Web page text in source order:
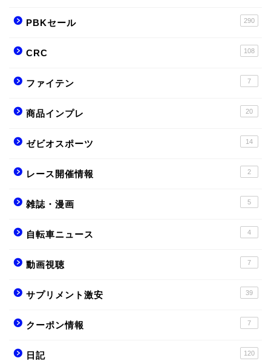
PBKセール 290
CRC 108
ファイテン 7
商品インプレ 20
ゼビオスポーツ 14
レース開催情報 2
雑誌・漫画 5
自転車ニュース 4
動画視聴 7
サプリメント激安 39
クーポン情報 7
日記 120